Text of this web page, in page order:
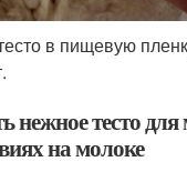
в пищевую
нежное тесто
на молоке